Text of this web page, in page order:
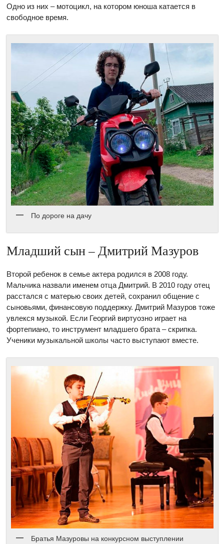
Одно из них – мотоцикл, на котором юноша катается в
свободное время.
По дороге на дачу
Младший сын – Дмитрий Мазуров
Второй ребенок в семье актера родился в 2008 году.
Мальчика назвали именем отца Дмитрий. В 2010 году отец
расстался с матерью своих детей, сохранил общение с
сыновьями, финансовую поддержку. Дмитрий Мазуров тоже
увлекся музыкой. Если Георгий виртуозно играет на
фортепиано, то инструмент младшего брата – скрипка.
Ученики музыкальной школы часто выступают вместе.
Братья Мазуровы на конкурсном выступлении